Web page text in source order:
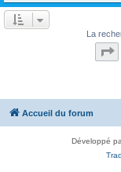
La
Accueil du forum
Développé